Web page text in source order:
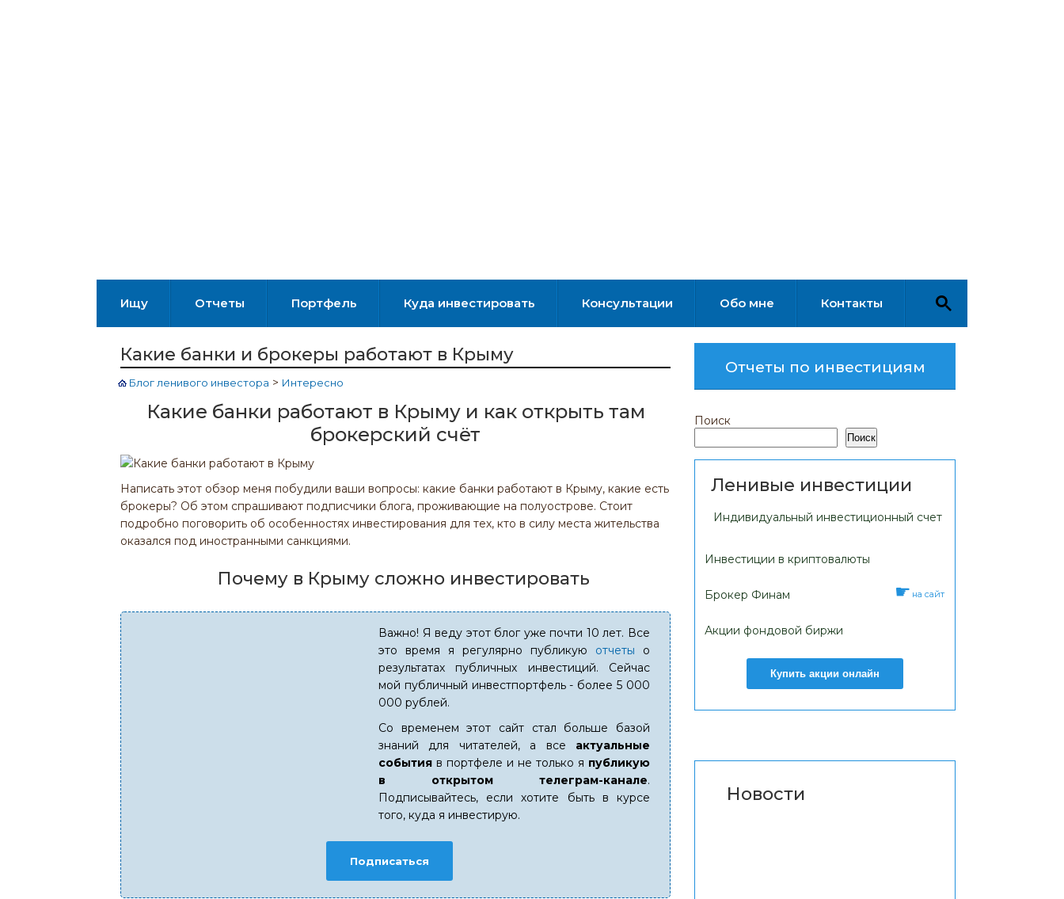
Ищу Отчеты Портфель Куда инвестировать Консультации Обо мне Контакты
Какие банки и брокеры работают в Крыму
Блог ленивого инвестора > Интересно
Какие банки работают в Крыму и как открыть там
брокерский счёт
Написать этот обзор меня побудили ваши вопросы: какие банки работают в Крыму, какие есть
брокеры? Об этом спрашивают подписчики блога, проживающие на полуострове. Стоит
подробно поговорить об особенностях инвестирования для тех, кто в силу места жительства
оказался под иностранными санкциями.
Почему в Крыму сложно инвестировать
Важно! Я веду этот блог уже почти 10 лет. Все
это время я регулярно публикую отчеты о
результатах публичных инвестиций. Сейчас
мой публичный инвестпортфель - более 5 000
000 рублей.
Со временем этот сайт стал больше базой
знаний для читателей, а все актуальные
события в портфеле и не только я публикую
в открытом телеграм-канале.
Подписывайтесь, если хотите быть в курсе
того, куда я инвестирую.
Подписаться
Отчеты по инвестициям
Поиск
Поиск
Ленивые инвестиции
Индивидуальный инвестиционный счет
Инвестиции в криптовалюты
Брокер Финам на сайт
Акции фондовой биржи
Купить акции онлайн
Новости